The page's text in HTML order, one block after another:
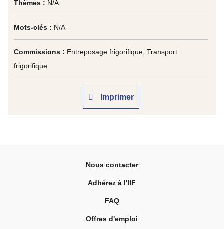
Thèmes : N/A
Mots-clés : N/A
Commissions : Entreposage frigorifique; Transport
frigorifique
Imprimer
Nous contacter
Adhérez à l'IIF
FAQ
Offres d'emploi